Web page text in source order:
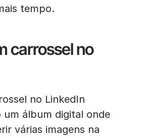
tempo.
carrossel no
no LinkedIn
um álbum digital onde
várias imagens na